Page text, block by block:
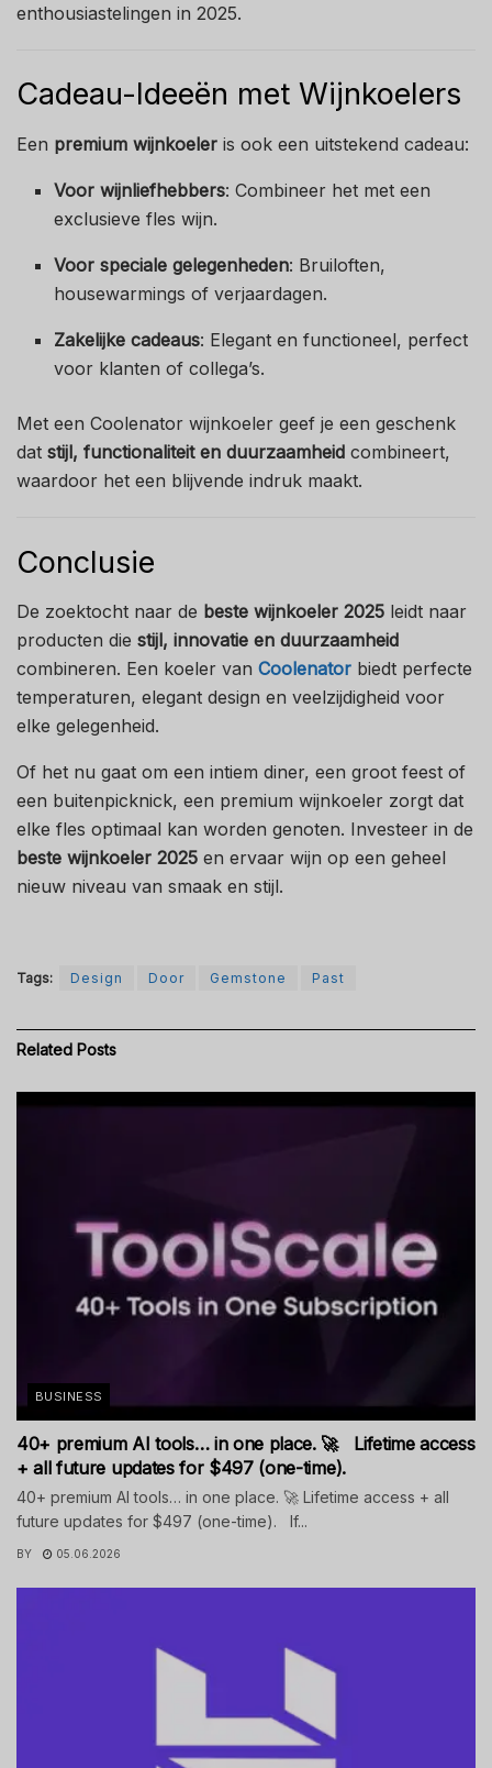
enthousiastelingen in 2025.
Cadeau-Ideeën met Wijnkoelers
Een premium wijnkoeler is ook een uitstekend cadeau:
Voor wijnliefhebbers: Combineer het met een
exclusieve fles wijn.
Voor speciale gelegenheden: Bruiloften,
housewarmings of verjaardagen.
Zakelijke cadeaus: Elegant en functioneel, perfect
voor klanten of collega’s.
Met een Coolenator wijnkoeler geef je een geschenk
dat stijl, functionaliteit en duurzaamheid combineert,
waardoor het een blijvende indruk maakt.
Conclusie
De zoektocht naar de beste wijnkoeler 2025 leidt naar
producten die stijl, innovatie en duurzaamheid
combineren. Een koeler van Coolenator biedt perfecte
temperaturen, elegant design en veelzijdigheid voor
elke gelegenheid.
Of het nu gaat om een intiem diner, een groot feest of
een buitenpicknick, een premium wijnkoeler zorgt dat
elke fles optimaal kan worden genoten. Investeer in de
beste wijnkoeler 2025 en ervaar wijn op een geheel
nieuw niveau van smaak en stijl.
Tags: Design Door Gemstone Past
Related Posts
BUSINESS
40+ premium AI tools… in one place. 🚀 Lifetime access
+ all future updates for $497 (one-time).
40+ premium AI tools… in one place. 🚀 Lifetime access + all
future updates for $497 (one-time). If...
BY 05.06.2026